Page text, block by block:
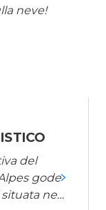
neve!
del
gode
nel